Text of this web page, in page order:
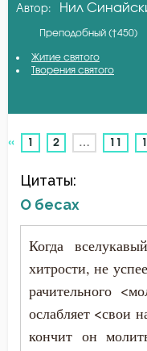
Бдение
Бедность
Благодать
Блуд
Бог
Богатство
Авва Дорофей
Авва Исайя
Авва Феона
Авва Филимон
Аврелий Августин
Амвросий
Амфилохий
Автор: Нил
Преподобный (†450)
Житие святого
Творения святого
« 1 2 … 11
Цитаты:
О бесах
Когда
хитрости, не
рачительного
ослабляет <свои
кончит он